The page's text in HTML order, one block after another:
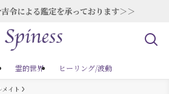
令による鑑定を承っております＞＞
霊的世界 ヒーリング/波動
メイト